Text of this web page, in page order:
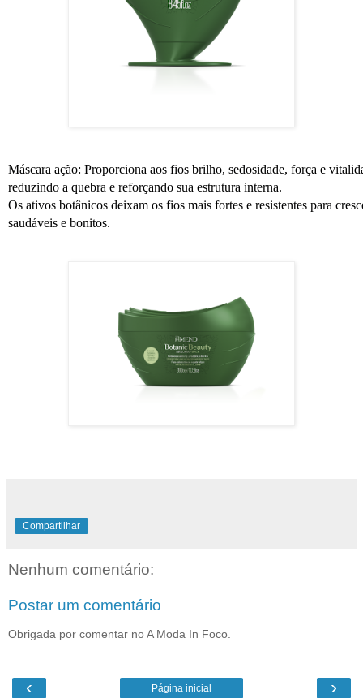
Máscara ação: Proporciona aos fios brilho, sedosidade, força e
reduzindo a quebra e reforçando sua estrutura interna.
Os ativos botânicos deixam os fios mais fortes e resistentes para
saudáveis e bonitos.
Compartilhar
Nenhum comentário:
Postar um comentário
Obrigada por comentar no A Moda In Foco.
‹ ›
Página inicial